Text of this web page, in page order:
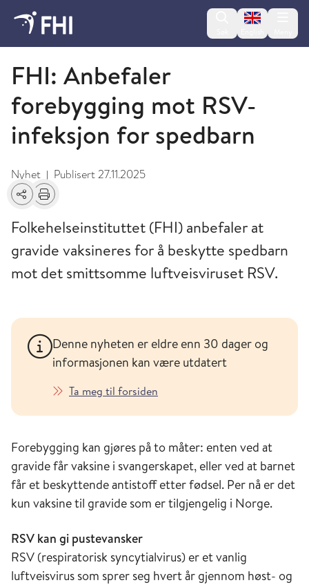
Change
2025 - nyheter fra FHI
FHI: Anbefaler
forebygging mot RSV-
infeksjon for spedbarn
Nyhet | Publisert27.11.2025
Del Skriv ut
Folkehelseinstituttet (FHI) anbefaler at
gravide vaksineres for å beskytte spedbarn
mot det smittsomme luftveisviruset RSV.
Denne nyheten er eldre enn 30 dager og
informasjonen kan være utdatert
Ta meg til forsiden
Forebygging kan gjøres på to måter: enten ved at
gravide får vaksine i svangerskapet, eller ved at barnet
får et beskyttende antistoff etter fødsel. Per nå er det
kun vaksine til gravide som er tilgjengelig i Norge.
RSV kan gi pustevansker
RSV (respiratorisk syncytialvirus) er et vanlig
luftveisvirus som sprer seg hvert år gjennom høst- og